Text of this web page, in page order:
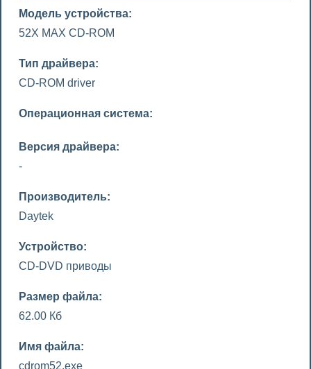
Модель устройства:
52X MAX CD-ROM
Тип драйвера:
CD-ROM driver
Операционная система:
Версия драйвера:
-
Производитель:
Daytek
Устройство:
CD-DVD приводы
Размер файла:
62.00 Кб
Имя файла:
cdrom52.exe